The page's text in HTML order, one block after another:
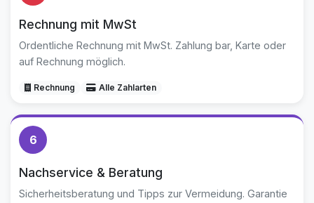
Rechnung mit MwSt
Ordentliche Rechnung mit MwSt. Zahlung bar, Karte oder
auf Rechnung möglich.
Rechnung Alle Zahlarten
6
Nachservice & Beratung
Sicherheitsberatung und Tipps zur Vermeidung. Garantie